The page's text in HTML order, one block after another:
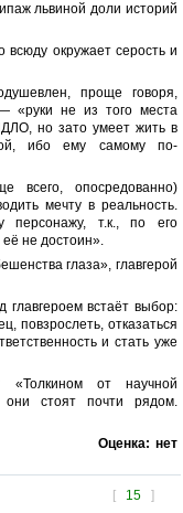
львиной доли историй
всюду окружает серость и
проще говоря,
«руки не из того места
но зато умеет жить в
ибо ему самому по-
всего, опосредованно)
мечту в реальность.
персонажу, т.к., по его
не достоин».
глаза», главгерой
главгероем встаёт выбор:
повзрослеть, отказаться
и стать уже
от научной
они стоят почти рядом.
Оценка: нет
[ 15 ]